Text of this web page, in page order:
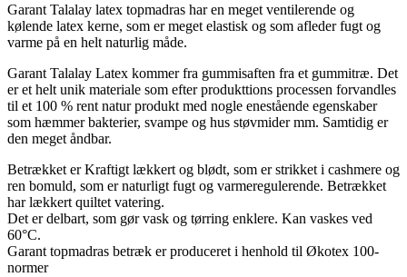
Garant Talalay latex topmadras har en meget ventilerende og
kølende latex kerne, som er meget elastisk og som afleder fugt og
varme på en helt naturlig måde.
Garant Talalay Latex kommer fra gummisaften fra et gummitræ. Det
er et helt unik materiale som efter produkttions processen forvandles
til et 100 % rent natur produkt med nogle enestående egenskaber
som hæmmer bakterier, svampe og hus støvmider mm. Samtidig er
den meget åndbar.
Betrækket er Kraftigt lækkert og blødt, som er strikket i cashmere og
ren bomuld, som er naturligt fugt og varmeregulerende. Betrækket
har lækkert quiltet vatering.
Det er delbart, som gør vask og tørring enklere. Kan vaskes ved
60°C.
Garant topmadras betræk er produceret i henhold til Økotex 100-
normer